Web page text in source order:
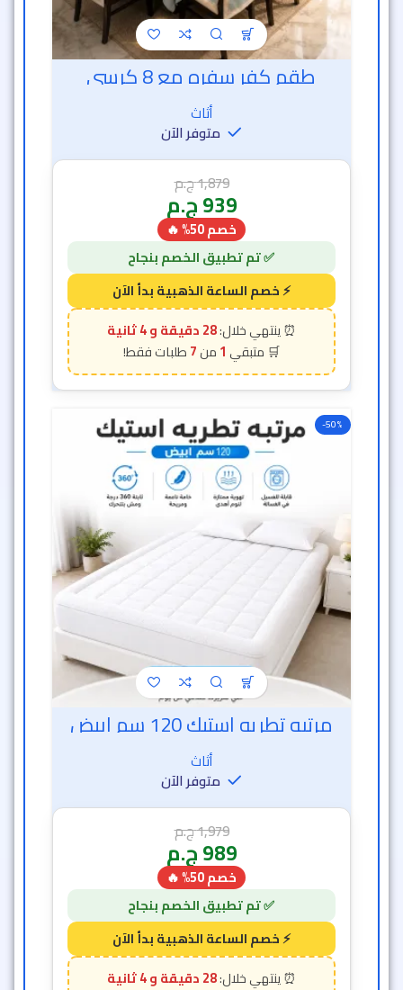
طقم كفر سفره مع 8 كرسي
أثاث
متوفر الآن
1,879ج.م
939ج.م
خصم 50% 🔥
28 دقيقة و 2 ثانية
1
7
-50%
مرتبه تطريه استيك 120 سم ابيض
أثاث
متوفر الآن
1,979ج.م
989ج.م
خصم 50% 🔥
28 دقيقة و 2 ثانية